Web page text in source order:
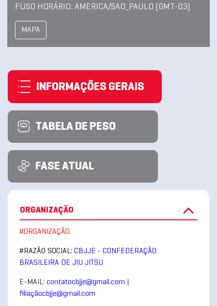
FUSO HORÁRIO: AMERICA/SAO_PAULO (GMT-03)
MAPA
INFORMAÇÕES GERAIS
TABELA DE PESO
FASE ATUAL
ORGANIZAÇÃO
#ORGANIZAÇÃO
#RAZÃO SOCIAL: CBJJE - CONFEDERAÇÃO
BRASILEIRA DE JIU JITSU
E-MAIL: contatocbjje@gmail.com
filiaçãocbjje@gmail.com